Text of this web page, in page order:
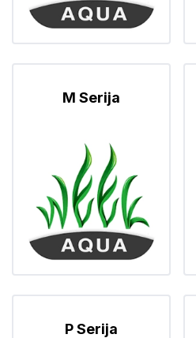
M Serija
P Serija